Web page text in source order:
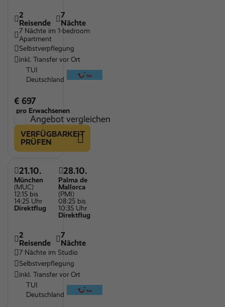
2
Reisende
7
Nächte
7 Nächte im 1-bedroom
Apartment
Selbstverpflegung
inkl. Transfer vor Ort
TUI
Deutschland
€ 697
pro Erwachsenen
Angebot vergleichen
VERFÜGBARKEIT
PRÜFEN
21.10.
München
(MUC)
12:15 bis
14:25 Uhr
Direktflug
28.10.
Palma de
Mallorca
(PMI)
08:25 bis
10:35 Uhr
Direktflug
2
Reisende
7
Nächte
7 Nächte im Studio
Selbstverpflegung
inkl. Transfer vor Ort
TUI
Deutschland